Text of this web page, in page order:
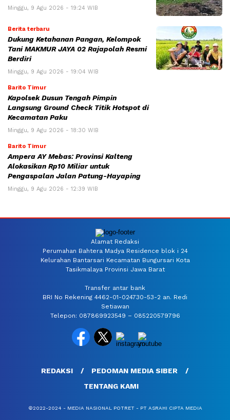
Minggu, 9 Agu 2026 - 19:24 WIB
Berita terbaru
Dukung Ketahanan Pangan, Kelompok
Tani MAKMUR JAYA 02 Rajapolah Resmi
Berdiri
Minggu, 9 Agu 2026 - 19:04 WIB
Barito Timur
Kapolsek Dusun Tengah Pimpin
Langsung Ground Check Titik Hotspot di
Kecamatan Paku
Minggu, 9 Agu 2026 - 18:30 WIB
Barito Timur
Ampera AY Mebas: Provinsi Kalteng
Alokasikan Rp10 Miliar untuk
Pengaspalan Jalan Patung-Hayaping
Minggu, 9 Agu 2026 - 12:39 WIB
Alamat Redaksi
Perumahan Bahtera Madya Residence blok i 24
Kelurahan Bantarsari Kecamatan Bungursari Kota
Tasikmalaya Provinsi Jawa Barat
Transfer antar bank
BRI No Rekening 4462-01-024730-53-2 an. Redi
Setiawan
Telepon: 087869923549 – 085220579796
REDAKSI
PEDOMAN MEDIA SIBER
TENTANG KAMI
©2022-2024 - MEDIA NASIONAL POTRET - PT ASRAHI CIPTA MEDIA